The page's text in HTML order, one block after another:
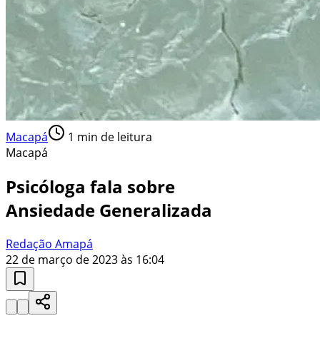
Macapá 1 min de leitura
Macapá
Psicóloga fala sobre
Ansiedade Generalizada
Redação Amapá
22 de março de 2023 às 16:04